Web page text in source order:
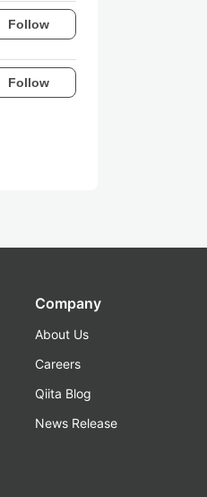
Follow
Follow
Company
About Us
Careers
Qiita Blog
News Release